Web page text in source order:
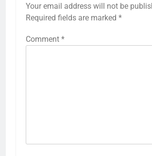
Your email address will not be
Required fields are marked *
Comment *